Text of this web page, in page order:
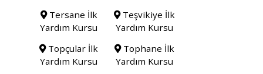
Tersane İlk
Yardım Kursu
Teşvikiye İlk
Yardım Kursu
Topçular İlk
Yardım Kursu
Tophane İlk
Yardım Kursu